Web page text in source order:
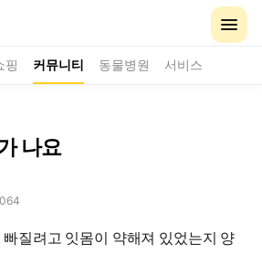
핑 커뮤니티 동물병원 서비스
나요
질려고 잇몸이 약해져 있었는지 양